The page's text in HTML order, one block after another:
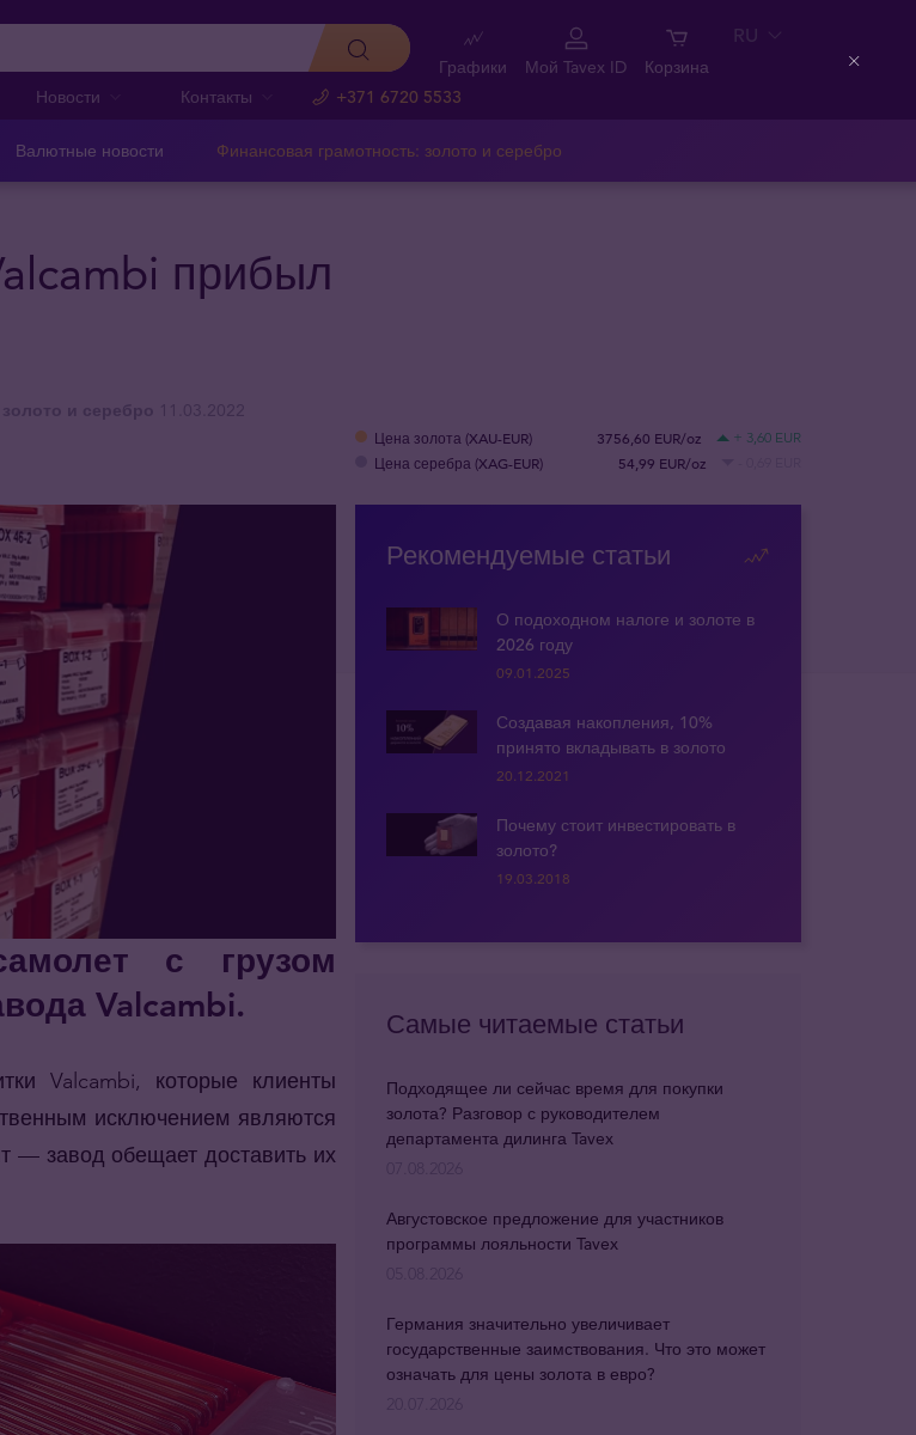
Новости Контакты +371 6720 5533
Графики Мой Tavex ID Корзина
RU
Валютные новости Финансовая грамотность: золото и серебро
прибыл
Цена золота (XAU-EUR) 3756,60 EUR/oz + 3,60 EUR
Цена серебра (XAG-EUR) 54,99 EUR/oz
с грузом
Valcambi.
Valcambi, которые клиенты
исключением являются
— завод обещает доставить их
Рекомендуемые статьи
О подоходном налоге и золоте в
2026 году
09.01.2025
Создавая накопления, 10%
принято вкладывать в золото
20.12.2021
Почему стоит инвестировать в
золото?
19.03.2018
Самые читаемые статьи
Подходящее ли сейчас время для покупки
золота? Разговор с руководителем
департамента дилинга Tavex
Августовское предложение для участников
программы лояльности Tavex
Германия значительно увеличивает
государственные заимствования. Что это может
означать для цены золота в евро?
Close